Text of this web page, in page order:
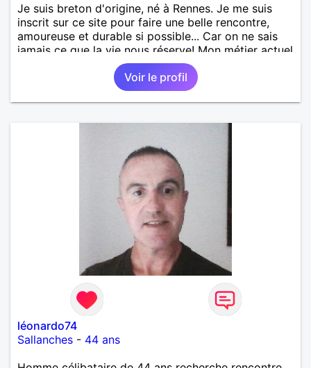
Je suis breton d'origine, né à Rennes. Je me suis
inscrit sur ce site pour faire une belle rencontre,
amoureuse et durable si possible... Car on ne sais
jamais ce que la vie nous réserve! Mon métier actuel
est électricien en tant que agent technique
territorial. J'ai enseigné en tant que professeur des
écoles mais j'ai voulu changer. J'aime la culture en
générale: le cinéma, la littérature, le dessin, l'Art, un
Mais je ne vais pas tout dire, à vous de me
contacter pour faire plus ample connaissance!...
Voir le profil
léonardo74
Sallanches - 44 ans